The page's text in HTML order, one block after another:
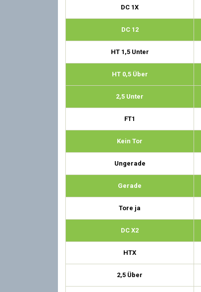
DC 1X
DC 12
HT 1,5 Unter
HT 0,5 Über
2,5 Unter
FT1
Kein Tor
Ungerade
Gerade
Tore ja
DC X2
HTX
2,5 Über